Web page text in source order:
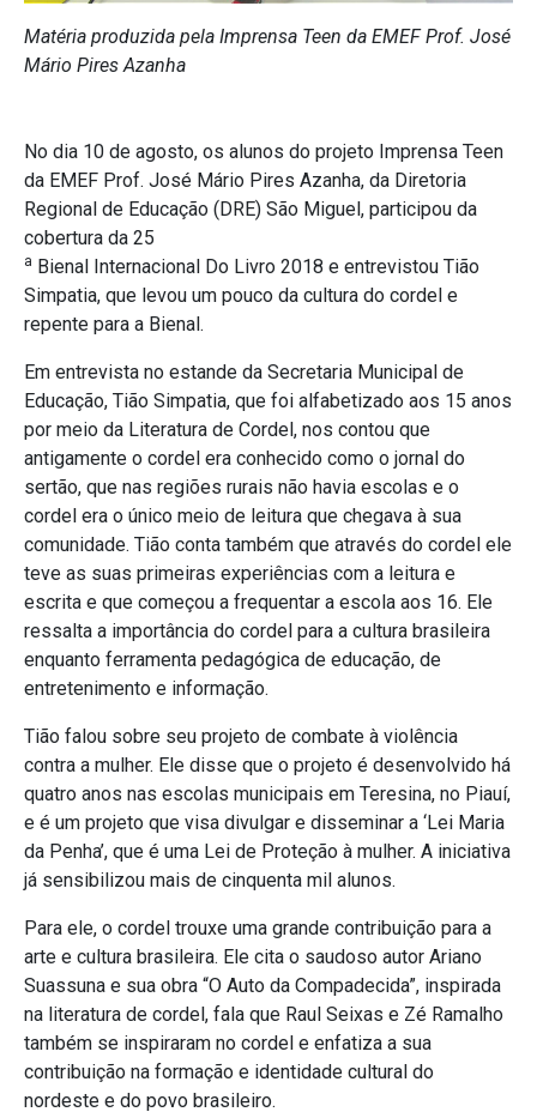
Matéria produzida pela Imprensa Teen da EMEF Prof. José
Mário Pires Azanha
No dia 10 de agosto, os alunos do projeto Imprensa Teen
da EMEF Prof. José Mário Pires Azanha, da Diretoria
Regional de Educação (DRE) São Miguel, participou da
cobertura da 25
a Bienal Internacional Do Livro 2018 e entrevistou Tião
Simpatia, que levou um pouco da cultura do cordel e
repente para a Bienal.
Em entrevista no estande da Secretaria Municipal de
Educação, Tião Simpatia, que foi alfabetizado aos 15 anos
por meio da Literatura de Cordel, nos contou que
antigamente o cordel era conhecido como o jornal do
sertão, que nas regiões rurais não havia escolas e o
cordel era o único meio de leitura que chegava à sua
comunidade. Tião conta também que através do cordel ele
teve as suas primeiras experiências com a leitura e
escrita e que começou a frequentar a escola aos 16. Ele
ressalta a importância do cordel para a cultura brasileira
enquanto ferramenta pedagógica de educação, de
entretenimento e informação.
Tião falou sobre seu projeto de combate à violência
contra a mulher. Ele disse que o projeto é desenvolvido há
quatro anos nas escolas municipais em Teresina, no Piauí,
e é um projeto que visa divulgar e disseminar a ‘Lei Maria
da Penha’, que é uma Lei de Proteção à mulher. A iniciativa
já sensibilizou mais de cinquenta mil alunos.
Para ele, o cordel trouxe uma grande contribuição para a
arte e cultura brasileira. Ele cita o saudoso autor Ariano
Suassuna e sua obra “O Auto da Compadecida”, inspirada
na literatura de cordel, fala que Raul Seixas e Zé Ramalho
também se inspiraram no cordel e enfatiza a sua
contribuição na formação e identidade cultural do
nordeste e do povo brasileiro.